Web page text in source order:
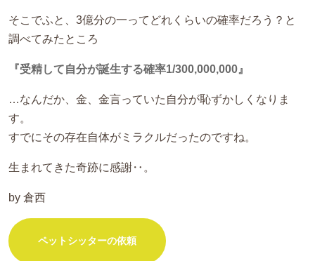
そこでふと、3億分の一ってどれくらいの確率だろう？と
調べてみたところ
『受精して自分が誕生する確率1/300,000,000』
…なんだか、金、金言っていた自分が恥ずかしくなりま
す。
すでにその存在自体がミラクルだったのですね。
生まれてきた奇跡に感謝‥。
by 倉西
ペットシッターの依頼